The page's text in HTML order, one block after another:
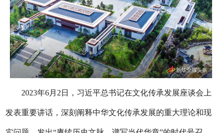
2023年6月2日，习近平总书记在文化传承发展座谈会上
发表重要讲话，深刻阐释中华文化传承发展的重大理论和现